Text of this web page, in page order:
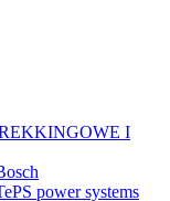
I
power systems